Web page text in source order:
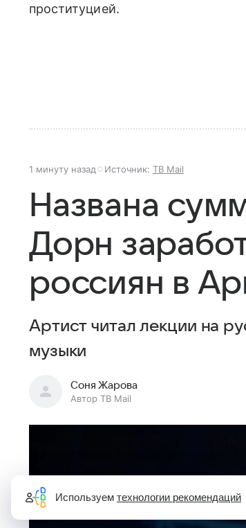
проституцией.
1 минуту назад Источник: ТВ Mail
Названа
Дорн
россиян в
Артист читал лекции на
музыки
Соня Жарова
Автор ТВ Mail
Используем технологии рекомендаций